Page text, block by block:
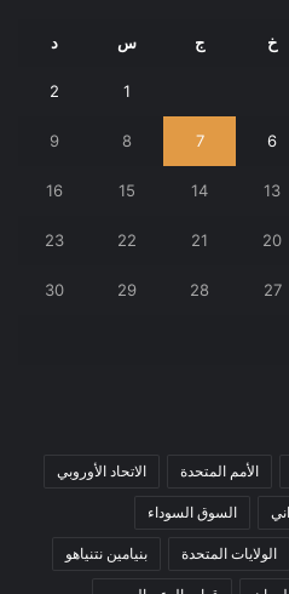
خ ج س د
1
2
6
7
8
9
13
14
15
16
20
21
22
23
27
28
29
30
الأمم المتحدة الاتحاد الأوروبي
السوق السوداء
الولايات المتحدة بنيامين نتنياهو